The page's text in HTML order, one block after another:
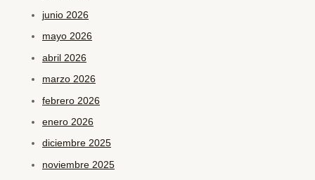
junio 2026
mayo 2026
abril 2026
marzo 2026
febrero 2026
enero 2026
diciembre 2025
noviembre 2025